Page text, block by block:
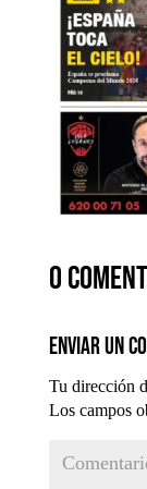
0
Enviar un
Tu dirección
Los campos